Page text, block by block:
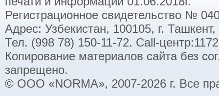
Регистрационное свидетельство №
Адрес: Узбекистан, 100105, г.
Тел. (998 78) 150-11-72. Call-
Копирование материалов сайта без
запрещено.
© ООО «NORMA», 2007-2026 г. Все